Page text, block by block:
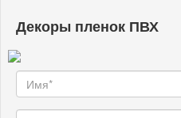
Декоры пленок ПВХ